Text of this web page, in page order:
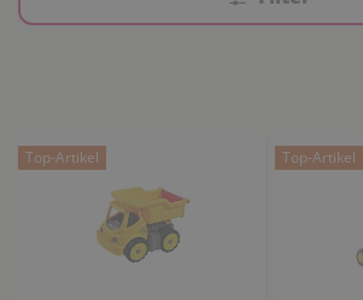
Top-Artikel Top-Artikel